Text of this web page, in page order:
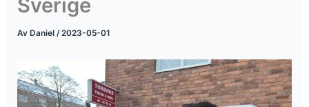
Sverige
Av Daniel /2023-05-01